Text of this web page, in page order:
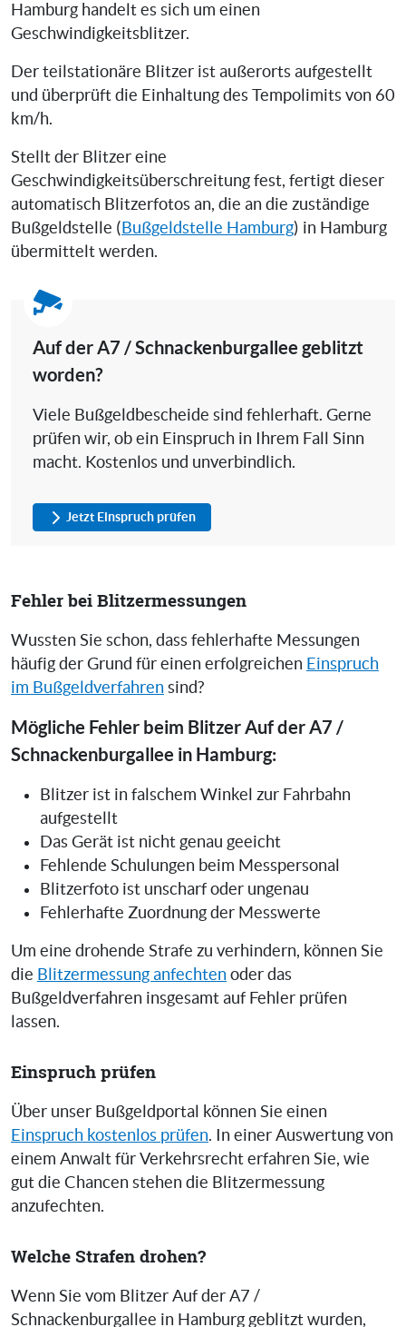
Hamburg handelt es sich um einen
Geschwindigkeitsblitzer.
Der teilstationäre Blitzer ist außerorts aufgestellt
und überprüft die Einhaltung des Tempolimits von 60
km/h.
Stellt der Blitzer eine
Geschwindigkeitsüberschreitung fest, fertigt dieser
automatisch Blitzerfotos an, die an die zuständige
Bußgeldstelle ( Bußgeldstelle Hamburg) in Hamburg
übermittelt werden.
Auf der A7 / Schnackenburgallee geblitzt
worden?
Viele Bußgeldbescheide sind fehlerhaft. Gerne
prüfen wir, ob ein Einspruch in Ihrem Fall Sinn
macht. Kostenlos und unverbindlich.
Jetzt Einspruch prüfen
Fehler bei Blitzermessungen
Wussten Sie schon, dass fehlerhafte Messungen
häufig der Grund für einen erfolgreichen Einspruch
im Bußgeldverfahren sind?
Mögliche Fehler beim Blitzer Auf der A7 /
Schnackenburgallee in Hamburg:
Blitzer ist in falschem Winkel zur Fahrbahn
aufgestellt
Das Gerät ist nicht genau geeicht
Fehlende Schulungen beim Messpersonal
Blitzerfoto ist unscharf oder ungenau
Fehlerhafte Zuordnung der Messwerte
Um eine drohende Strafe zu verhindern, können Sie
die Blitzermessung anfechten oder das
Bußgeldverfahren insgesamt auf Fehler prüfen
lassen.
Einspruch prüfen
Über unser Bußgeldportal können Sie einen
Einspruch kostenlos prüfen. In einer Auswertung von
einem Anwalt für Verkehrsrecht erfahren Sie, wie
gut die Chancen stehen die Blitzermessung
anzufechten.
Welche Strafen drohen?
Wenn Sie vom Blitzer Auf der A7 /
Schnackenburgallee in Hamburg geblitzt wurden,